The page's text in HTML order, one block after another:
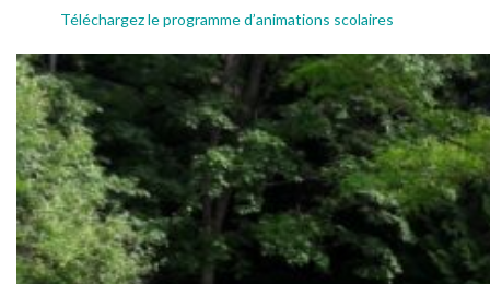
Téléchargez le programme d’animations scolaires